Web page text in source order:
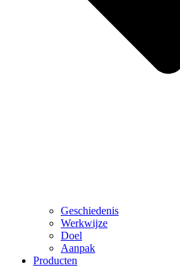
Geschiedenis
Werkwijze
Doel
Aanpak
Producten